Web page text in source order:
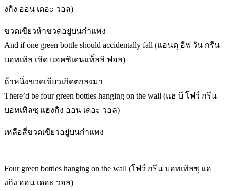
งกิง ออน เดอะ วอล)
ขวดเขียวห้าขวดอยู่บนกำแพง
And if one green bottle should accidentally fall (แอนดฺ อิฟ วัน กรีน
บอทเทิล เชิด แอคซิเดนแท็ลลิ ฟอล)
ถ้าหนึ่งขวดเขียวเกิดตกลงมา
There’d be four green bottles hanging on the wall (แธ บี โฟว์ กรีน
บอทเทิลซฺ แฮงกิง ออน เดอะ วอล)
เหลือสี่ขวดเขียวอยู่บนกำแพง
Four green bottles hanging on the wall (โฟว์ กรีน บอทเทิลซฺ แฮ
งกิง ออน เดอะ วอล)